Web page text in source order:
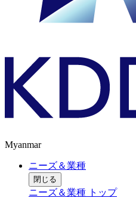
Myanmar
ニーズ＆業種
閉じる
ニーズ＆業種 トップ